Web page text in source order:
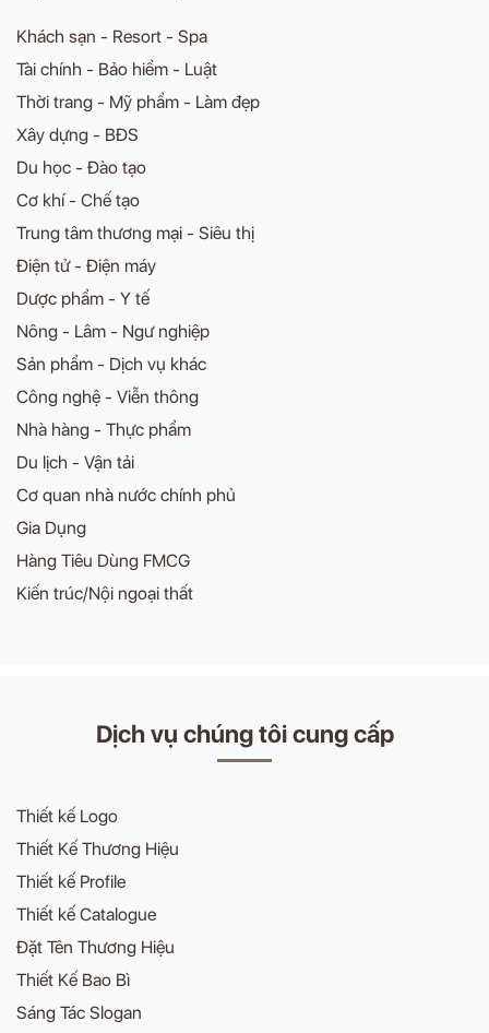
Khách sạn - Resort - Spa
Tài chính - Bảo hiểm - Luật
Thời trang - Mỹ phẩm - Làm đẹp
Xây dựng - BĐS
Du học - Đào tạo
Cơ khí - Chế tạo
Trung tâm thương mại - Siêu thị
Điện tử - Điện máy
Dược phẩm - Y tế
Nông - Lâm - Ngư nghiệp
Sản phẩm - Dịch vụ khác
Công nghệ - Viễn thông
Nhà hàng - Thực phẩm
Du lịch - Vận tải
Cơ quan nhà nước chính phủ
Gia Dụng
Hàng Tiêu Dùng FMCG
Kiến trúc/Nội ngoại thất
Dịch vụ chúng tôi cung cấp
Thiết kế Logo
Thiết Kế Thương Hiệu
Thiết kế Profile
Thiết kế Catalogue
Đặt Tên Thương Hiệu
Thiết Kế Bao Bì
Sáng Tác Slogan